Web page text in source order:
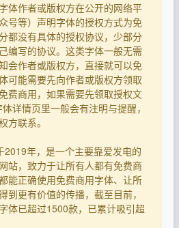
体作者或版权方在公开的网络平
号等）声明字体的授权方式为免
都没有具体的授权协议，少部分
编写的协议。这类字体一般无需
会作者或版权方，直接就可以免
可能需要先向作者或版权方领取
费商用，如果需要先领取授权文
详情页里一般会有注明与提醒，
方联系。
年，是一个主要靠爱发电的
站，致力于让所有人都有免费商
能正确使用免费商用字体、让所
到更有价值的传播，截至目前，
体已超过1500款，已累计吸引超